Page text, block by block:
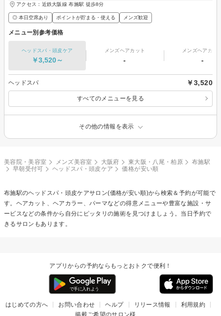
アクセス：近鉄大阪線 布施駅 徒歩8分
◎ 本日空席あり ポイントが貯まる・使える メンズ歓迎
メニュー別参考価格
ヘッドスパ・頭皮ケア
￥3,520～
メンズヘアカット
-
メンズヘアカラ
-
ヘッドスパ ￥3,520
すべてのメニューを見る
その他の情報を表示
美容院・美容室 メンズ美容室 大阪府 東大阪・八尾・柏原
布施駅
早朝受付可
ヘッドスパ・頭皮ケア 価格が安い順
布施駅のヘッドスパ・頭皮ケアサロン(価格が安い順)から検索＆予約が可能で
す。ヘアカット、ヘアカラー、パーマなどの得意メニューや豊富な施設・サ
ービスなどの条件から自分にピッタリの施術を見つけましょう。当日予約で
きるサロンもあります。
アプリからの予約ならもっとおトクで便利！
はじめての方へ お問い合わせ ヘルプ リリース情報
利用規約
掲載ご希望のサロン様